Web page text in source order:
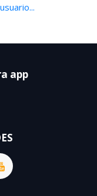
app